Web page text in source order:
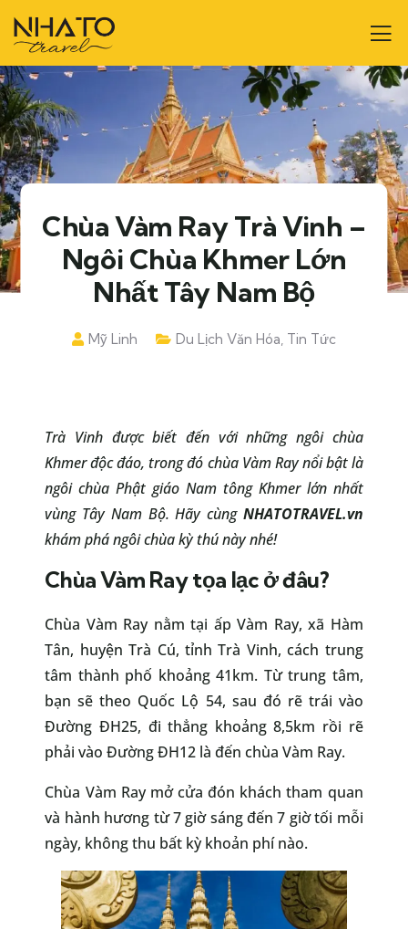
Chùa Vàm Ray Trà Vinh –
Ngôi Chùa Khmer Lớn
Nhất Tây Nam Bộ
Mỹ Linh Du Lịch Văn Hóa, Tin Tức
Trà Vinh được biết đến với những ngôi chùa
Khmer độc đáo, trong đó chùa Vàm Ray nổi bật là
ngôi chùa Phật giáo Nam tông Khmer lớn nhất
vùng Tây Nam Bộ. Hãy cùng NHATOTRAVEL.vn
khám phá ngôi chùa kỳ thú này nhé!
Chùa Vàm Ray tọa lạc ở đâu?
Chùa Vàm Ray nằm tại ấp Vàm Ray, xã Hàm
Tân, huyện Trà Cú, tỉnh Trà Vinh, cách trung
tâm thành phố khoảng 41km. Từ trung tâm,
bạn sẽ theo Quốc Lộ 54, sau đó rẽ trái vào
Đường ĐH25, đi thẳng khoảng 8,5km rồi rẽ
phải vào Đường ĐH12 là đến chùa Vàm Ray.
Chùa Vàm Ray mở cửa đón khách tham quan
và hành hương từ 7 giờ sáng đến 7 giờ tối mỗi
ngày, không thu bất kỳ khoản phí nào.